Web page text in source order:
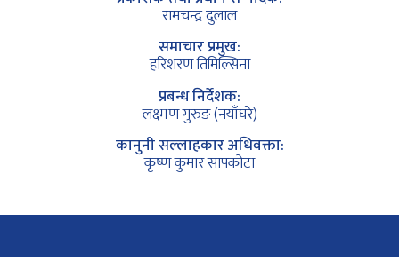
रामचन्द्र दुलाल
समाचार प्रमुख:
हरिशरण तिमिल्सिना
प्रबन्ध निर्देशक:
लक्ष्मण गुरुङ (नयाँघरे)
कानुनी सल्लाहकार अधिवक्ता:
कृष्ण कुमार सापकोटा